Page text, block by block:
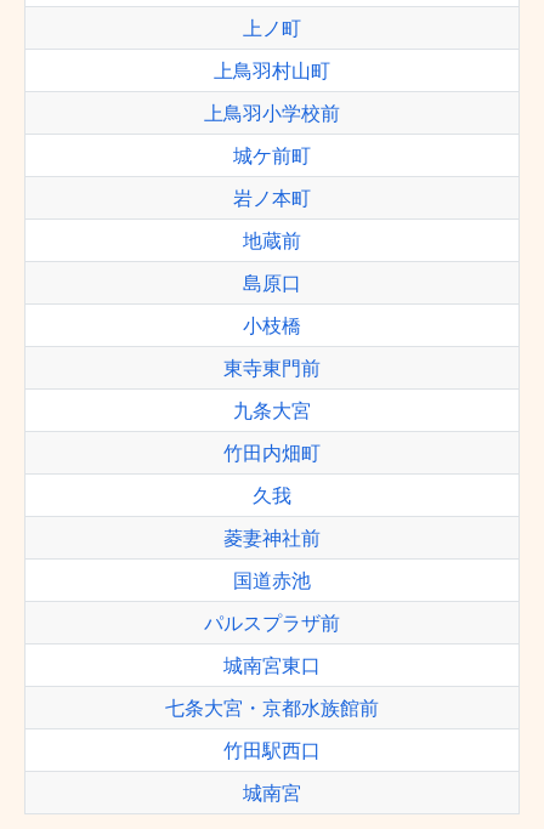
上ノ町
上鳥羽村山町
上鳥羽小学校前
城ケ前町
岩ノ本町
地蔵前
島原口
小枝橋
東寺東門前
九条大宮
竹田内畑町
久我
菱妻神社前
国道赤池
パルスプラザ前
城南宮東口
七条大宮・京都水族館前
竹田駅西口
城南宮